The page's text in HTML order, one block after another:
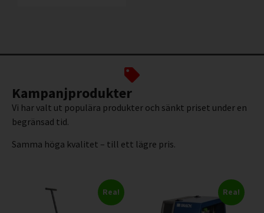
Kampanjprodukter
Vi har valt ut populära produkter och sänkt priset under en
begränsad tid.
Samma höga kvalitet – till ett lägre pris.
Rea! Rea!